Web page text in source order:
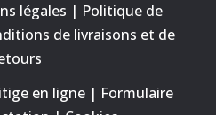
légales | Politique de
de livraisons et de
en ligne| Formulaire